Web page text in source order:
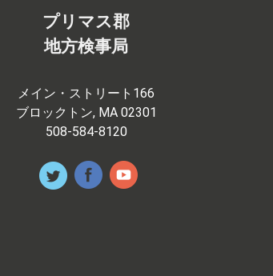
プリマス郡
地方検事局
メイン・ストリート166
ブロックトン, MA 02301
508-584-8120